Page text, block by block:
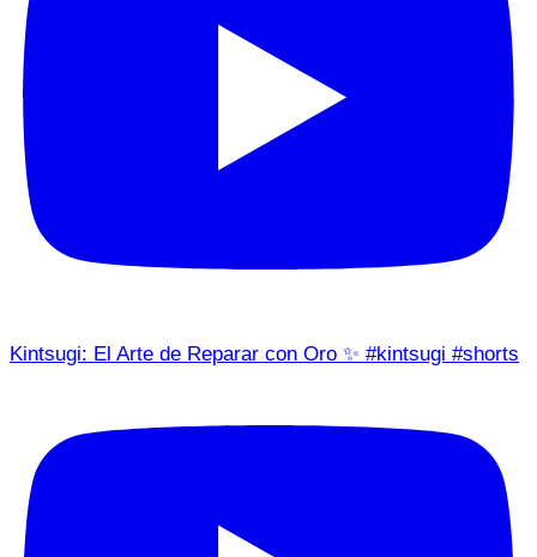
Kintsugi: El Arte de Reparar con Oro ✨ #kintsugi #shorts